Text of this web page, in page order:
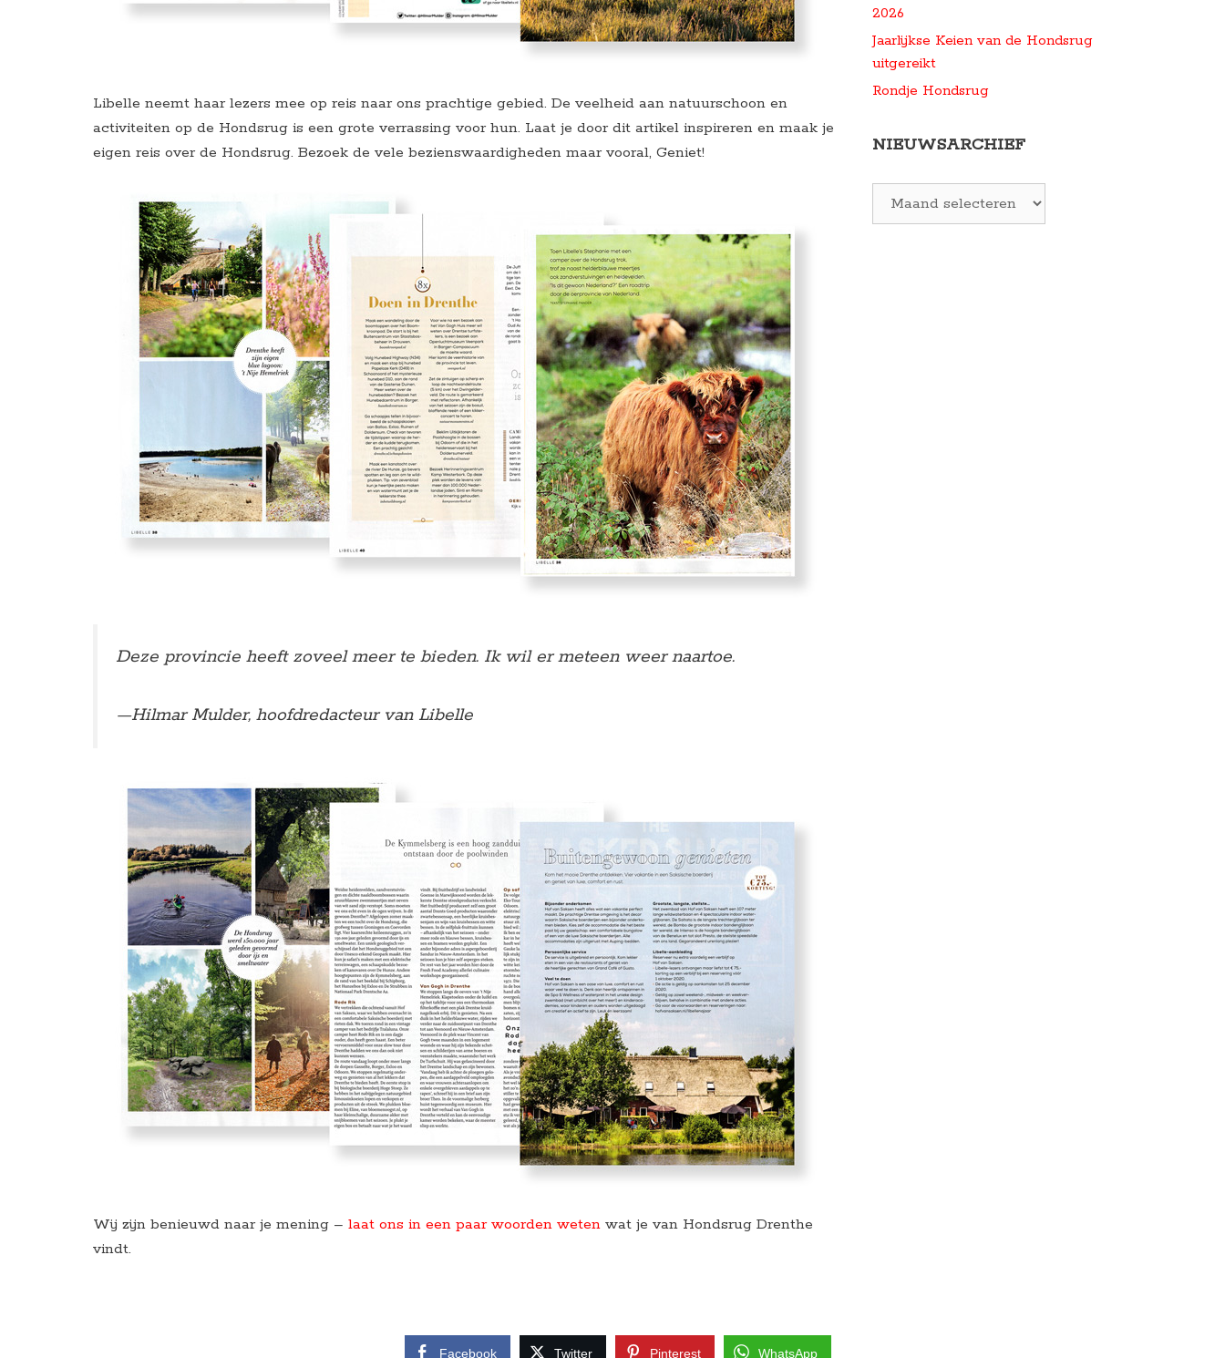
Libelle neemt haar lezers mee op reis naar ons prachtige gebied. De veelheid aan natuurschoon en
activiteiten op de Hondsrug is een grote verrassing voor hun. Laat je door dit artikel inspireren en maak je
eigen reis over de Hondsrug. Bezoek de vele bezienswaardigheden maar vooral, Geniet!
Deze provincie heeft zoveel meer te bieden. Ik wil er meteen weer naartoe.
—Hilmar Mulder, hoofdredacteur van Libelle
Wij zijn benieuwd naar je mening – laat ons in een paar woorden weten wat je van Hondsrug Drenthe
vindt.
Facebook Twitter Pinterest WhatsApp
2026
Jaarlijkse Keien van de Hondsrug
uitgereikt
Rondje Hondsrug
NIEUWSARCHIEF